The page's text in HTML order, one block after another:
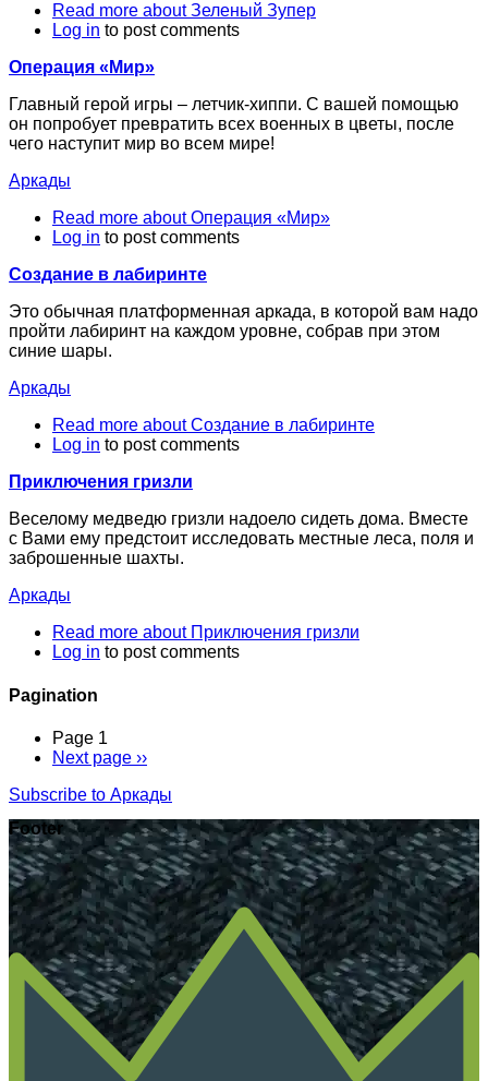
Read more about Зеленый Зупер
Log in to post comments
Операция «Мир»
Главный герой игры – летчик-хиппи. С вашей помощью
он попробует превратить всех военных в цветы, после
чего наступит мир во всем мире!
Аркады
Read more about Операция «Мир»
Log in to post comments
Создание в лабиринте
Это обычная платформенная аркада, в которой вам надо
пройти лабиринт на каждом уровне, собрав при этом
синие шары.
Аркады
Read more about Создание в лабиринте
Log in to post comments
Приключения гризли
Веселому медведю гризли надоело сидеть дома. Вместе
с Вами ему предстоит исследовать местные леса, поля и
заброшенные шахты.
Аркады
Read more about Приключения гризли
Log in to post comments
Pagination
Page 1
Next page ››
Subscribe to Аркады
Footer